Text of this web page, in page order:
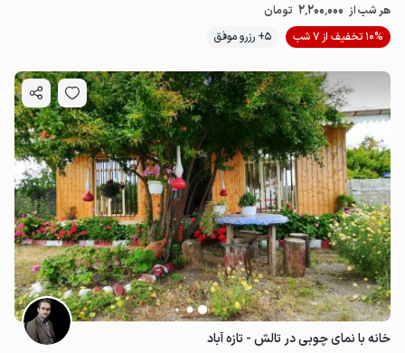
هر شب از 2٬200٬000 تومان
10% تخفیف از 7 شب
5+ رزرو موفق
خانه با نمای چوبی در تالش - تازه آباد